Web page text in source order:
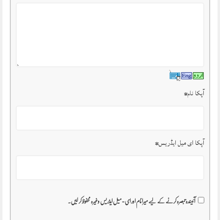
آپکا نام*
آپکا ای میل ایڈریس*
آئیندہ تبصرہ کرنے کے لیے میرا نام اور ای-میل ایڈریس وغیرہ محفوظ کر لیں۔